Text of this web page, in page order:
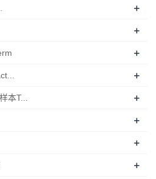
+
+
+
+
本T... +
+
+
+